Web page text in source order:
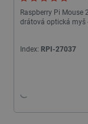
Raspberry Pi Mouse
drátová optická myš
Index: RPI-27037